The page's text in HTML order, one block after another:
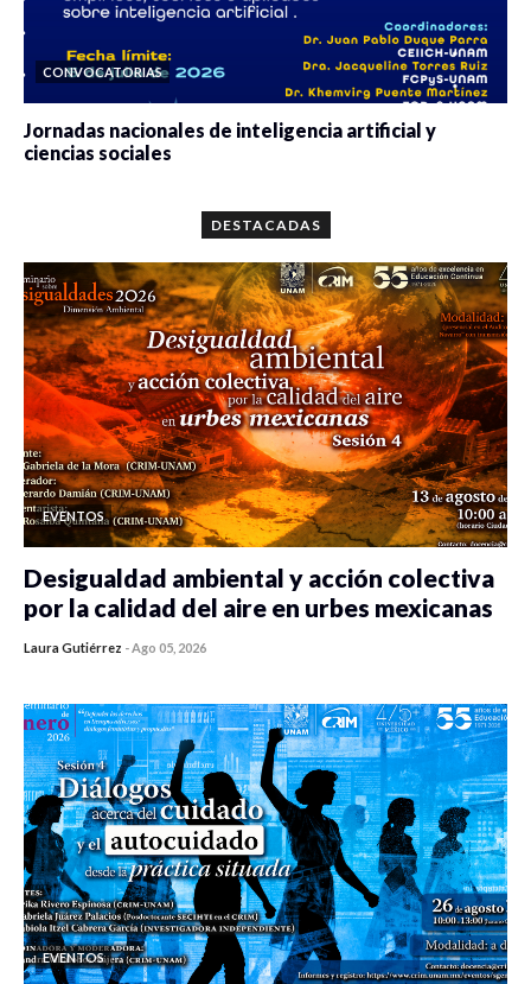
CONVOCATORIAS
Jornadas nacionales de inteligencia artificial y
ciencias sociales
DESTACADAS
EVENTOS
Desigualdad ambiental y acción colectiva
por la calidad del aire en urbes mexicanas
Laura Gutiérrez -Ago 05, 2026
EVENTOS